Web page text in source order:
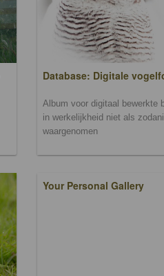
Database: Digitale
Album voor digitaal bewerkte
in werkelijkheid niet als
waargenomen
Your Personal Gallery